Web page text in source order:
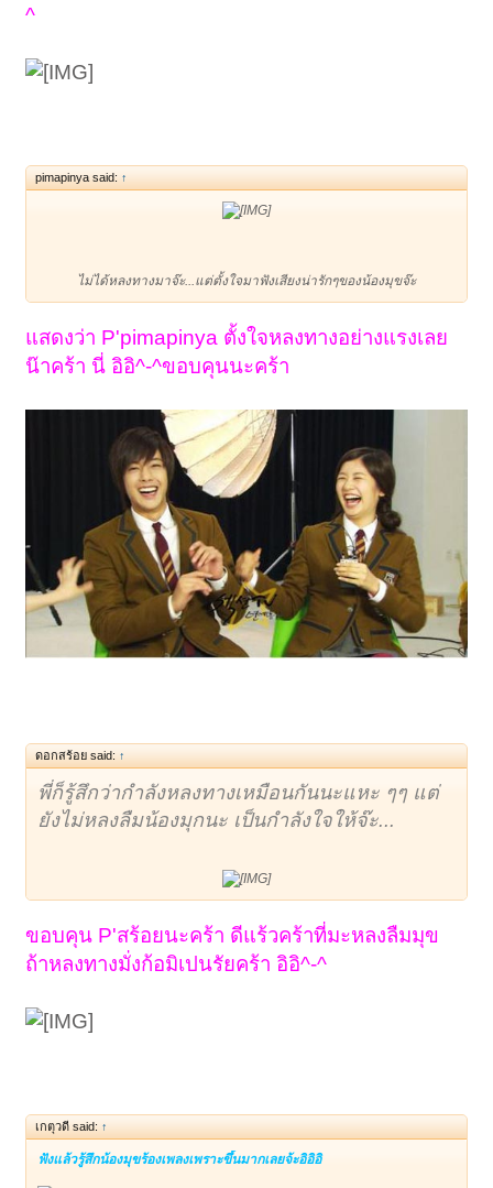
^
pimapinya said: ↑
ไม่ได้หลงทางมาจ๊ะ...แต่ตั้งใจมาฟังเสียงน่ารักๆของน้องมุขจ๊ะ​
แสดงว่า P'pimapinya ตั้งใจหลงทางอย่างแรงเลย
น๊าคร้า นี่ อิอิ^-^ขอบคุนนะคร้า
ดอกสร้อย said: ↑
พี่ก็รู้สึกว่ากำลังหลงทางเหมือนกันนะแหะ ๆๆ แต่
ยังไม่หลงลืมน้องมุกนะ เป็นกำลังใจให้จ๊ะ...
ขอบคุน P'สร้อยนะคร้า ดีแร้วคร้าที่มะหลงลืมมุข
ถ้าหลงทางมั่งก้อมิเปนรัยคร้า อิอิ^-^
เกตุวดี said: ↑
ฟังแล้วรู้สึกน้องมุขร้องเพลงเพราะขึ้นมากเลยจ้ะอิอิอิ